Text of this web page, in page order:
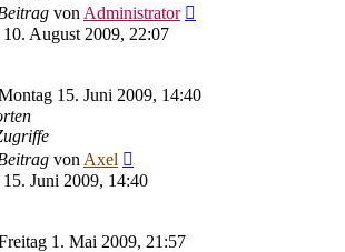
von Administrator
August 2009, 22:07
15. Juni 2009, 14:40
von Axel
Juni 2009, 14:40
1. Mai 2009, 21:57